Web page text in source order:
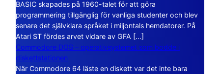
BASIC skapades på 1960-talet för att göra
programmering tillgänglig för vanliga studenter och blev
senare det självklara språket i miljontals hemdatorer. På
Atari ST fördes arvet vidare av GFA […]
Commodore DOS – operativsystemet som bodde i
diskettstationen
När Commodore 64 läste en diskett var det inte bara